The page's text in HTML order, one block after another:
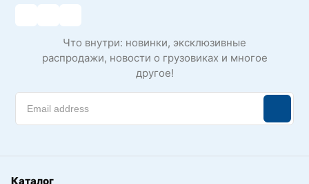
Что внутри: новинки, эксклюзивные
распродажи, новости о грузовиках и многое
другое!
Каталог